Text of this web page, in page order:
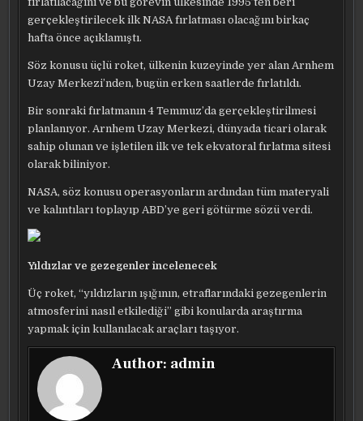
gerçekleştirilecek ilk NASA fırlatması olacağını birkaç
hafta önce açıklamıştı.
Söz konusu üçlü roket, ülkenin kuzeyinde yer alan Arnhem
Uzay Merkezi’nden, bugün erken saatlerde fırlatıldı.
Bir sonraki fırlatmanın 4 Temmuz’da gerçekleştirilmesi
planlanıyor. Arnhem Uzay Merkezi, dünyada ticari olarak
sahip olunan ve işletilen ilk ve tek ekvatoral fırlatma sitesi
olarak biliniyor.
NASA, söz konusu operasyonların ardından tüm materyali
ve kalıntıları toplayıp ABD’ye geri götürme sözü verdi.
Yıldızlar ve gezegenler incelenecek
Üç roket, “yıldızların ışığının, etraflarındaki gezegenlerin
atmosferini nasıl etkilediği” gibi konularda araştırma
yapmak için kullanılacak araçları taşıyor.
Author: admin